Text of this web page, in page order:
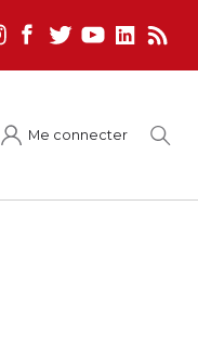
Me connecter